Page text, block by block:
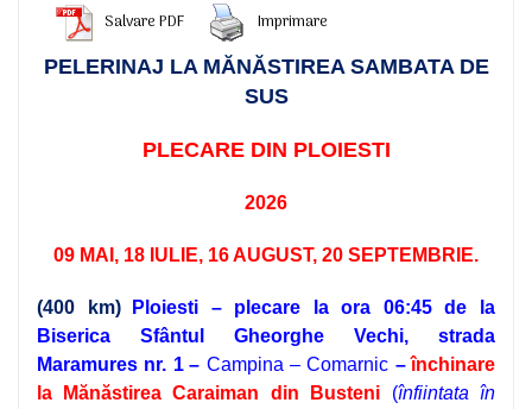
Salvare PDF Imprimare
PELERINAJ LA MĂNĂSTIREA SAMBATA DE
SUS
PLECARE DIN PLOIESTI
2026
09 MAI, 18 IULIE, 16 AUGUST, 20 SEPTEMBRIE.
(400 km) Ploiesti – plecare la ora 06:45 de la
Biserica Sfântul Gheorghe Vechi, strada
Maramures nr. 1 – Campina – Comarnic – închinare
la
Mănăstirea Caraiman din Busteni (înfiintata în